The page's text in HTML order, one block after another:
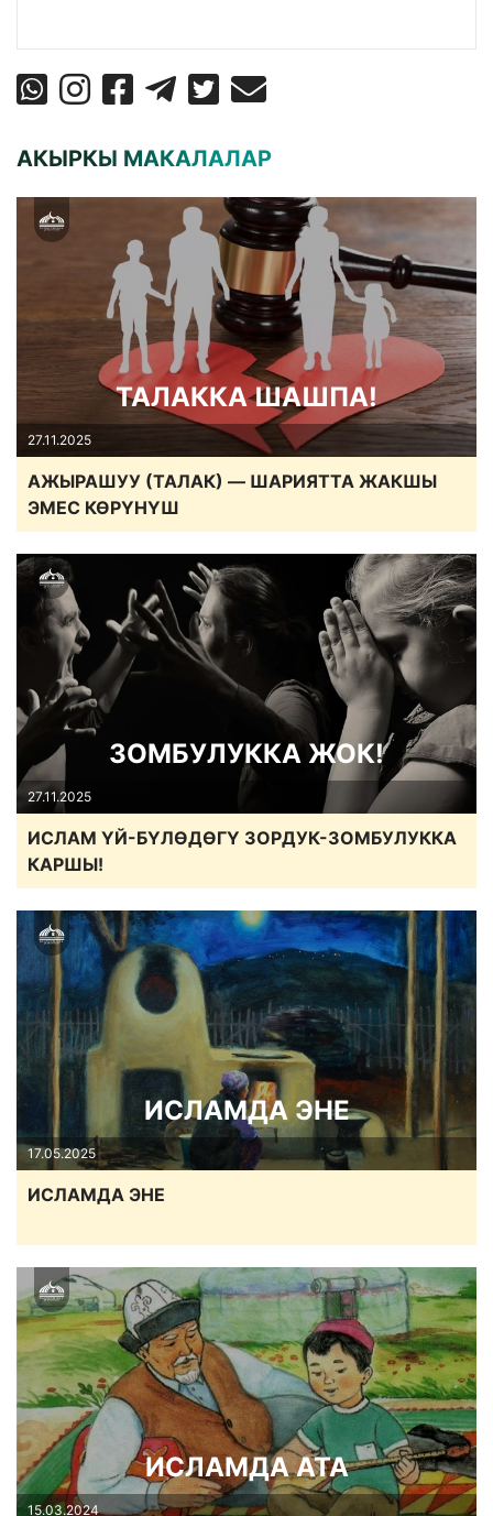
АКЫРКЫ МАКАЛАЛАР
ТАЛАККА ШАШПА!
27.11.2025
АЖЫРАШУУ (ТАЛАК) — ШАРИЯТТА ЖАКШЫ
ЭМЕС КӨРҮНҮШ
ЗОМБУЛУККА ЖОК!
27.11.2025
ИСЛАМ ҮЙ-БҮЛӨДӨГҮ ЗОРДУК-ЗОМБУЛУККА
КАРШЫ!
ИСЛАМДА ЭНЕ
17.05.2025
ИСЛАМДА ЭНЕ
ИСЛАМДА АТА
15.03.2024